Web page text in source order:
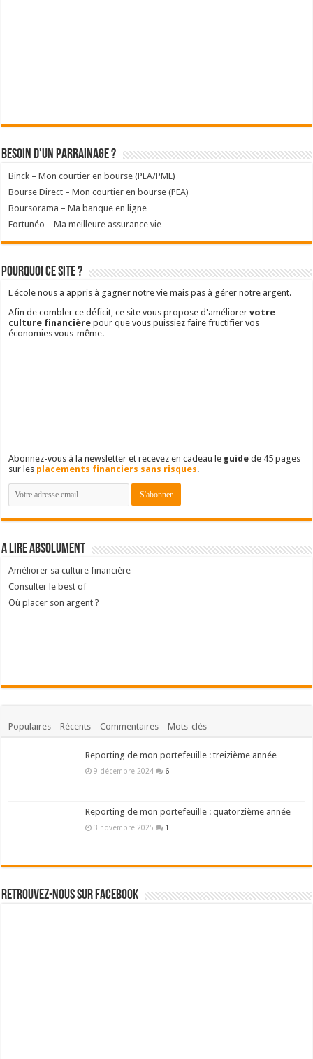
Besoin d'un parrainage ?
Binck – Mon courtier en bourse (PEA/PME)
Bourse Direct – Mon courtier en bourse (PEA)
Boursorama – Ma banque en ligne
Fortunéo – Ma meilleure assurance vie
Pourquoi ce site ?
L'école nous a appris à gagner notre vie mais pas à gérer notre argent.
Afin de combler ce déficit, ce site vous propose d'améliorervotre
culture financière pour que vous puissiez faire fructifier vos
économies vous-même.
Abonnez-vous à la newsletter et recevez en cadeau le guide de 45 pages
sur les placements financiers sans risques.
A lire absolument
Améliorer sa culture financière
Consulter le best of
Où placer son argent ?
Populaires Récents Commentaires Mots-clés
Reporting de mon portefeuille : treizième année
9 décembre 2024 6
Reporting de mon portefeuille : quatorzième année
3 novembre 2025 1
Retrouvez-nous sur Facebook